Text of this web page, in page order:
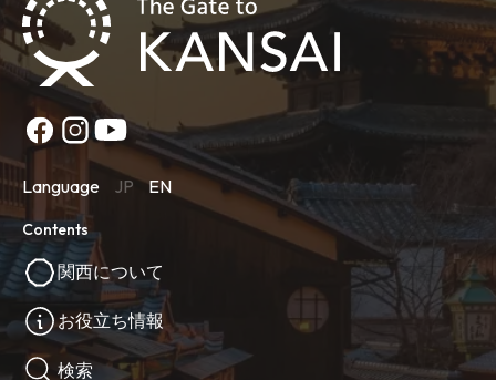
Language JP EN
Contents
関西について
お役立ち情報
検索